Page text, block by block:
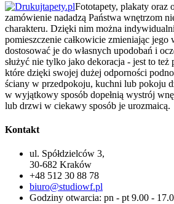
Fototapety, plakaty oraz
zamówienie nadadzą Państwa wnętrzom
charakteru. Dzięki nim można
pomieszczenie całkowicie zmieniając
dostosować je do własnych upodobań i
służyć nie tylko jako dekoracja - jest to też
które dzięki swojej dużej odporności
ściany w przedpokoju, kuchni lub pokoju
w wyjątkowy sposób dopełnią wystrój
lub drzwi w ciekawy sposób je urozmaicą.
Kontakt
ul. Spółdzielców 3,
30-682 Kraków
+48 512 30 88 78
biuro@studiowf.pl
Godziny otwarcia: pn - pt 9.00 -